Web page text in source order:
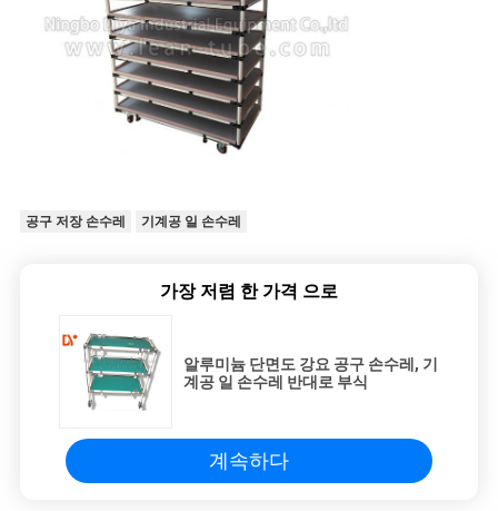
공구 저장 손수레 기계공 일 손수레
가장 저렴 한 가격 으로
알루미늄 단면도 강요 공구 손수레, 기
계공 일 손수레 반대로 부식
계속하다